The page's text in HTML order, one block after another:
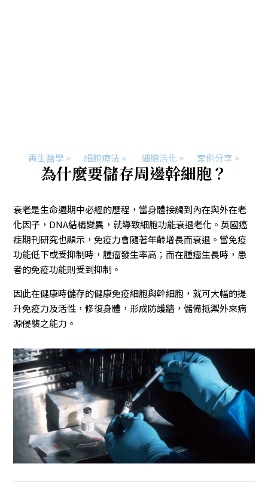
再生醫學 > 細胞療法 > 細胞活化 > 案例分享 >
為什麼要儲存周邊幹細胞？
衰老是⽣命週期中必經的歷程，當⾝體接觸到內在與外在老
化因⼦，DNA結構變異，就導致細胞功能衰退老化。英國癌
症期刊研究也顯⽰，免疫⼒會隨著年齡增長⽽衰退。當免疫
功能低下或受抑制時，腫瘤發⽣率⾼；⽽在腫瘤⽣長時，患
者的免疫功能則受到抑制。
因此在健康時儲存的健康免疫細胞與幹細胞，就可⼤幅的提
升免疫⼒及活性，修復⾝體，形成防護牆，儲備抵禦外來病
源侵襲之能⼒。